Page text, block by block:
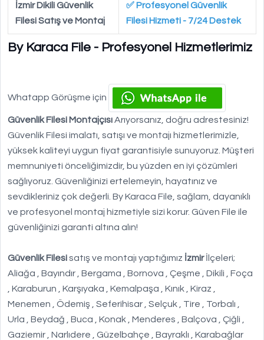
By Karaca File - Profesyonel Hizmetlerimiz
İzmir Dikili Güvenlik
Filesi Satış ve Montaj
✅ Profesyonel Güvenlik
Filesi Hizmeti - 7/24 Destek
Whatapp Görüşme için
Güvenlik Filesi MontajçısıArıyorsanız, doğru adrestesiniz!
Güvenlik Filesi imalatı, satışı ve montajı hizmetlerimizle,
yüksek kaliteyi uygun fiyat garantisiyle sunuyoruz. Müşteri
memnuniyeti önceliğimizdir, bu yüzden en iyi çözümleri
sağlıyoruz. Güvenliğinizi ertelemeyin, hayatınız ve
sevdikleriniz çok değerli. By Karaca File, sağlam, dayanıklı
ve profesyonel montaj hizmetiyle sizi korur. Güven File ile
güvenliğinizi garanti altına alın!
Güvenlik Filesisatış ve montajı yaptığımız İzmirİlçeleri;
Aliağa , Bayındır , Bergama , Bornova , Çeşme , Dikili , Foça
, Karaburun , Karşıyaka , Kemalpaşa , Kınık , Kiraz ,
Menemen , Ödemiş , Seferihisar , Selçuk , Tire , Torbalı ,
Urla , Beydağ , Buca , Konak , Menderes , Balçova , Çiğli ,
Gaziemir , Narlıdere , Güzelbahçe , Bayraklı , Karabağlar